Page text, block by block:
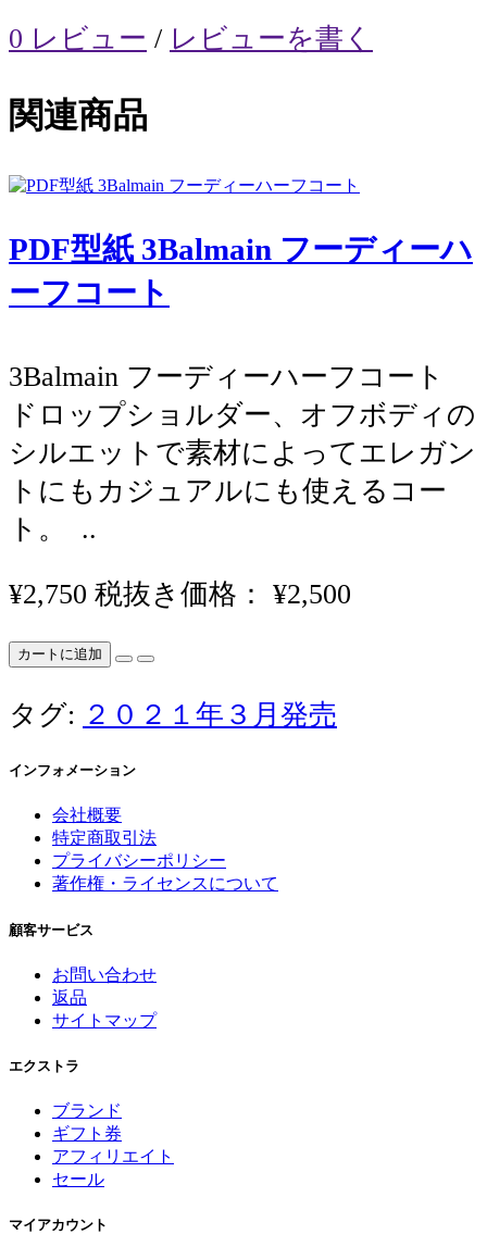
0 レビュー / レビューを書く
関連商品
PDF型紙 3Balmain フーディーハ
ーフコート
3Balmain フーディーハーフコート
ドロップショルダー、オフボディの
シルエットで素材によってエレガン
トにもカジュアルにも使えるコー
ト。 ​ ..
¥2,750 税抜き価格： ¥2,500
カートに追加
タグ: ２０２１年３月発売
インフォメーション
会社概要
特定商取引法
プライバシーポリシー
著作権・ライセンスについて
顧客サービス
お問い合わせ
返品
サイトマップ
エクストラ
ブランド
ギフト券
アフィリエイト
セール
マイアカウント